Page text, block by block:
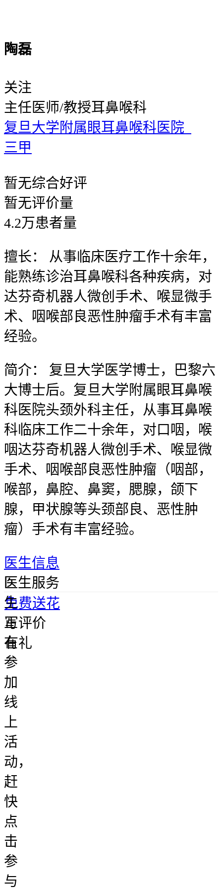
陶磊
关注
主任医师/教授耳鼻喉科
复旦大学附属眼耳鼻喉科医院
三甲
暂无综合好评
暂无评价量
4.2万患者量
擅长：
从事临床医疗工作十余年，
能熟练诊治耳鼻喉科各种疾病，对
达芬奇机器人微创手术、喉显微手
术、咽喉部良恶性肿瘤手术有丰富
经验。
简介：
复旦大学医学博士，巴黎六
大博士后。复旦大学附属眼耳鼻喉
科医院头颈外科主任，从事耳鼻喉
科临床工作二十余年，对口咽，喉
咽达芬奇机器人微创手术、喉显微
手术、咽喉部良恶性肿瘤（咽部，
喉部，鼻腔、鼻窦，腮腺，颌下
腺，甲状腺等头颈部良、恶性肿
瘤）手术有丰富经验。
医生信息
医
生
正
在
参
加
线
上
活
动，
赶
快
点
击
参
与
医生服务
免费送花
写评价
有礼